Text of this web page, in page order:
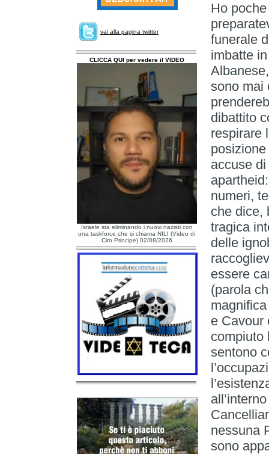
vai alla pagina twitter
CLICCA QUI per vedere il VIDEO
Israele sta eliminando i nuovi nazisti con
una taskforce che si chiama NILI (Video di
Ciro Principe) 02/08/2026
Ho
funerale
imbatte
sono mai
dibattito
respirare
accuse
numeri,
che dice,
tragica
delle
essere
(parola
e Cavour
compiuto
sentono
nessuna
sono